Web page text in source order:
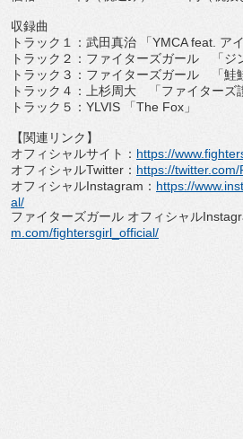
収録曲
トラック１：武田真治 「YMCA feat. ア
トラック２：ファイターズガール 「ジ
トラック３：ファイターズガール 「鮭
トラック４：上杉周大 「ファイターズ
トラック５： YLVIS 「The Fox 」
【関連リンク】
オフィシャルサイト： https://www.
オフィシャルTwitter ： https://twitter.com/
オフィシャルInstagram ： https://www.
al/
ファイターズガール オフィシャル
m.com/fightersgirl_ official/